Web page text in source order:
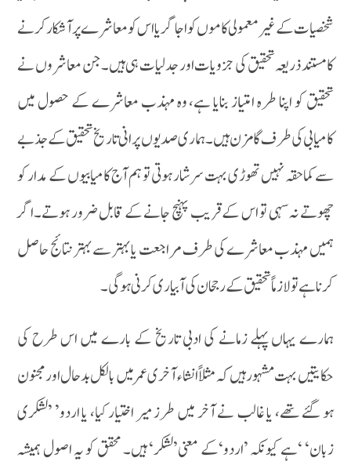
شخصیات کے غیر معمولی کاموں کو اجاگر یا اس کو معاشرے پر آشکار کرنے
کا مستند ذریعہ تحقیق کی جزویات اور جدلیات ہی ہیں۔جن معاشروں نے
تحقیق کو اپنا طرہ امتیاز بنایا ہے، وہ مہذب معاشرے کے حصول میں
کامیابی کی طرف گامزن ہیں۔ہماری صدیوں پرانی تاریخ تحقیق کے جذبے
سے کماحقہ نہیں تھوڑی بہت سرشار ہوتی تو ہم آج کامیابیوں کے مدار کو
چھوتے نہ سہی تو اس کے قریب پہنچ جانے کے قابل ضرور ہوتے۔اگر
ہمیں مہذب معاشرے کی طرف مراجعت یا بہتر سے بہتر نتائج حاصل
کرنا ہے تو لازماًتحقیق کے رجحان کی آبیاری کرنی ہوگی۔
ہمارے یہاں پہلے زمانے کی ادبی تاریخ کے بارے میں اس طرح کی
حکایتیں بہت مشہور ہیں کہ مثلاً انشاء آخری عمر میں بالکل بدحال اور مجنون
ہو گئے تھے، یا غالب نے آخر میں طرز میر اختیار کیا، یا اردو’ ’لشکری
زبان‘ ‘ہے کیونکہ ’اردو‘کے معنی’لشکر‘ ہیں۔ محقق کو یہ اصول ہمیشہ